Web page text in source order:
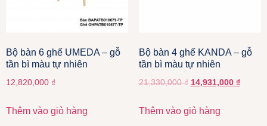
Bộ bàn 6 ghế UMEDA – gỗ
tần bì màu tự nhiên
12,820,000 ₫
Thêm vào giỏ hàng
Bộ bàn 4 ghế KANDA – gỗ
tần bì màu tự nhiên
21,330,000₫ 14,931,000 ₫
Thêm vào giỏ hàng